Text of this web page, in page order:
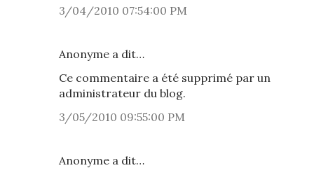
3/04/2010 07:54:00 PM
Anonyme a dit…
Ce commentaire a été supprimé par un
administrateur du blog.
3/05/2010 09:55:00 PM
Anonyme a dit…